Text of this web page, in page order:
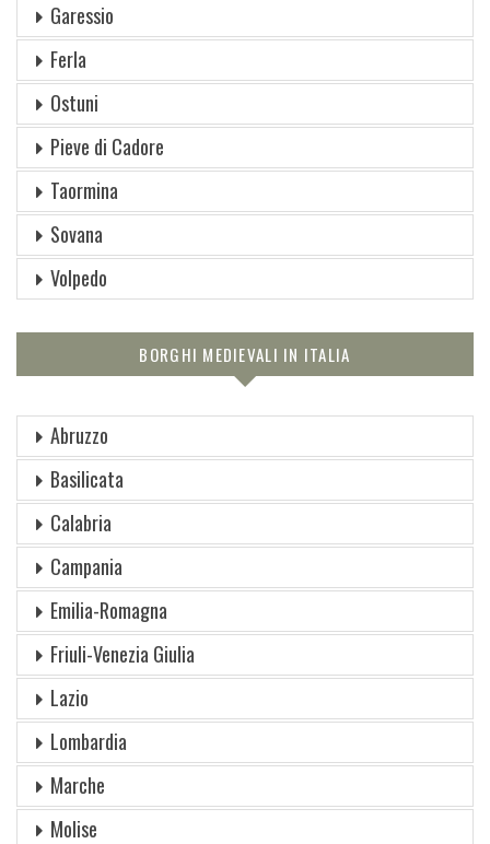
Garessio
Ferla
Ostuni
Pieve di Cadore
Taormina
Sovana
Volpedo
BORGHI MEDIEVALI IN ITALIA
Abruzzo
Basilicata
Calabria
Campania
Emilia-Romagna
Friuli-Venezia Giulia
Lazio
Lombardia
Marche
Molise